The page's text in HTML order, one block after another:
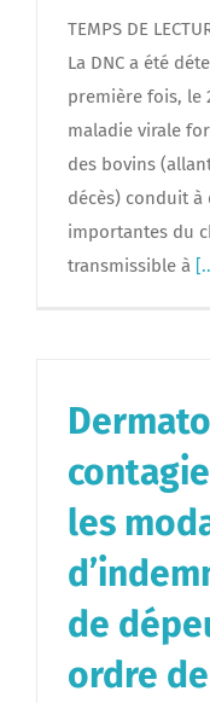
TEMPS DE
La DNC a été
première fois, le
maladie virale
des bovins
décès) conduit
importantes du
transmissible à
les
de
ordre